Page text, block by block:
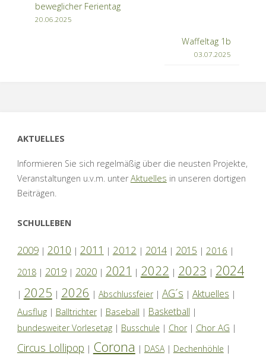
beweglicher Ferientag
20.06.2025
Waffeltag 1b
03.07.2025
AKTUELLES
Informieren Sie sich regelmäßig über die neusten Projekte,
Veranstaltungen u.v.m. unterAktuelles in unseren dortigen
Beiträgen.
SCHULLEBEN
2009| 2010 | 2011 | 2012 | 2014| 2015 | 2016 |
2018| 2019| 2020| 2021 | 2022 | 2023 | 2024
| 2025 | 2026 | Abschlussfeier| AG´s | Aktuelles |
Ausflug| Balltrichter| Baseball | Basketball |
bundesweiter Vorlesetag| Busschule | Chor| Chor AG |
Circus Lollipop | Corona | DASA| Dechenhöhle |